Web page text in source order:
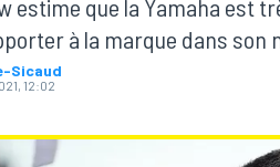
estime que la Yamaha est
à la marque dans son
Sicaud
12:02